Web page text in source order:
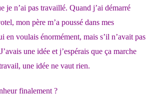
je n’ai pas travaillé. Quand j’ai démarré
mon père m’a poussé dans mes
en voulais énormément, mais s’il n’avait pas
une idée et j’espérais que ça marche
une idée ne vaut rien.
finalement ?